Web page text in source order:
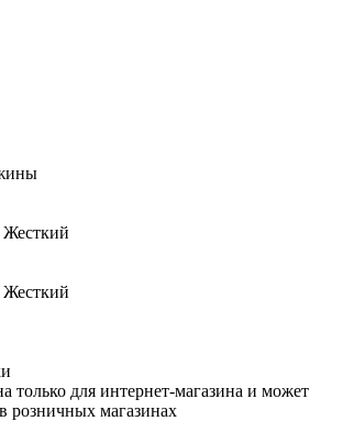
только для интернет-магазина и может
розничных магазинах